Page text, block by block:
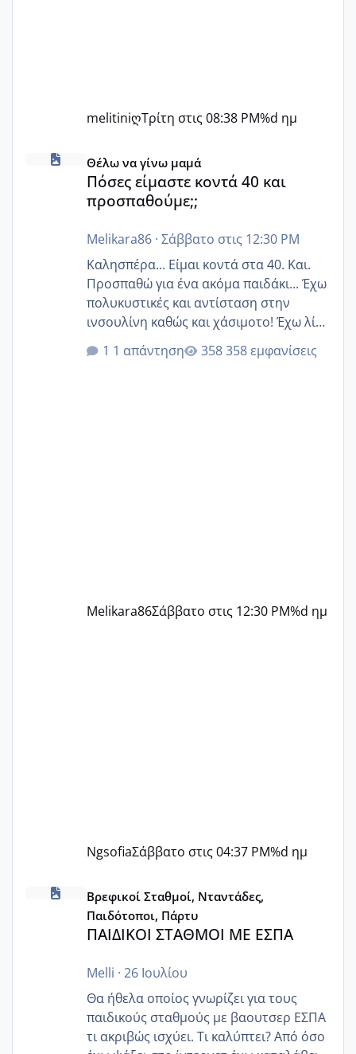
melitiniღΤρίτη στις 08:38 PM%d ημ
Πόσες είμαστε κοντά 40 και προσπαθούμε;;
Θέλω να γίνω μαμά
Πόσες είμαστε κοντά 40 και
προσπαθούμε;;
Melikara86· Σάββατο στις 12:30 PM
Καλησπέρα... Είμαι κοντά στα 40. Και.
Προσπαθώ για ένα ακόμα παιδάκι... Έχω
πολυκυστικές και αντίσταση στην
ινσουλίνη καθώς και χάσιμοτο! Έχω λίγα
κιλά παραπάνω και όσο κ αν προσπαθώ
δεν χάνω εύκολα! Προσπαθώ για ακόμη
1 απάντηση 358 εμφανίσεις
Melikara86Σάββατο στις 12:30 PM%d ημ
NgsofiaΣάββατο στις 04:37 PM%d ημ
ΠΑΙΔΙΚΟΙ ΣΤΑΘΜΟΙ ΜΕ ΕΣΠΑ
Βρεφικοί Σταθμοί, Νταντάδες,
Παιδότοποι, Πάρτυ
ΠΑΙΔΙΚΟΙ ΣΤΑΘΜΟΙ ΜΕ ΕΣΠΑ
Melli · 26 Ιουλίου
Θα ήθελα οποίος γνωρίζει για τους
παιδικούς σταθμούς με βαουτσερ ΕΣΠΑ
τι ακριβώς ισχύει. Τι καλύπτει? Από όσο